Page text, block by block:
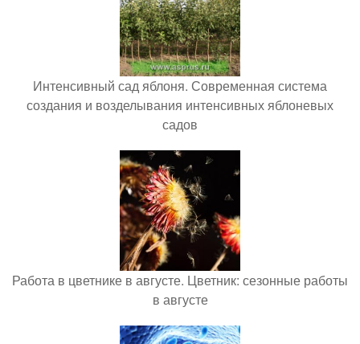
Интенсивный сад яблоня. Современная система
создания и возделывания интенсивных яблоневых
садов
Работа в цветнике в августе. Цветник: сезонные работы
в августе